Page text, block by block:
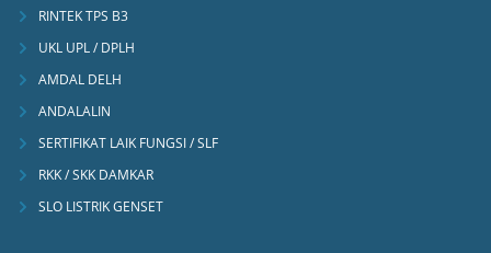
RINTEK TPS B3
UKL UPL / DPLH
AMDAL DELH
ANDALALIN
SERTIFIKAT LAIK FUNGSI / SLF
RKK / SKK DAMKAR
SLO LISTRIK GENSET